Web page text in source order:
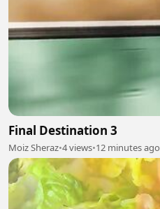
Final Destination 3
Moiz Sheraz•4 views•12 minutes ago